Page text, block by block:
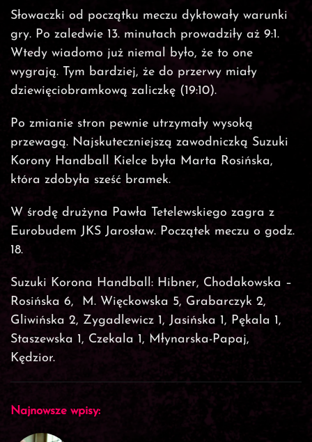
Słowaczki od początku meczu dyktowały warunki
gry. Po zaledwie 13. minutach prowadziły aż 9:1.
Wtedy wiadomo już niemal było, że to one
wygrają. Tym bardziej, że do przerwy miały
dziewięciobramkową zaliczkę (19:10).
Po zmianie stron pewnie utrzymały wysoką
przewagą. Najskuteczniejszą zawodniczką Suzuki
Korony Handball Kielce była Marta Rosińska,
która zdobyła sześć bramek.
W środę drużyna Pawła Tetelewskiego zagra z
Eurobudem JKS Jarosław. Początek meczu o godz.
18.
Suzuki Korona Handball: Hibner, Chodakowska –
Rosińska 6, M. Więckowska 5, Grabarczyk 2,
Gliwińska 2, Zygadlewicz 1, Jasińska 1, Pękala 1,
Staszewska 1, Czekala 1, Młynarska-Papaj,
Kędzior.
Najnowsze wpisy: